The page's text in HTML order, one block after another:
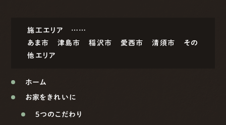
施工エリア ……
あま市
津島市 稲沢市 愛西市 清須市
その
他エリア
ホーム
お家をきれいに
5つのこだわり